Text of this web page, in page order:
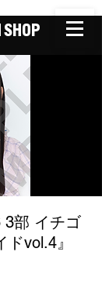
SHOP
3部 イチゴ
ドvol.4』